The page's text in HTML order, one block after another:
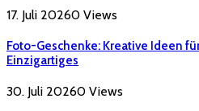
17. Juli 20260 Views
Foto-Geschenke: Kreative Ideen
Einzigartiges
30. Juli 20260 Views